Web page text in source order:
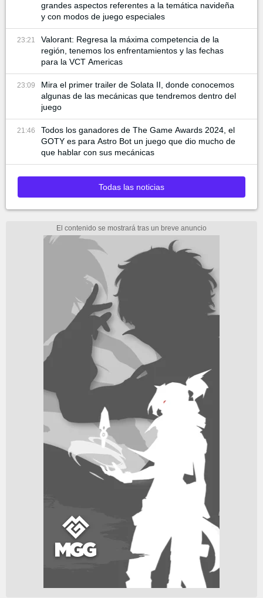
grandes aspectos referentes a la temática navideña
y con modos de juego especiales
23:21
Valorant: Regresa la máxima competencia de la
región, tenemos los enfrentamientos y las fechas
para la VCT Americas
23:09
Mira el primer trailer de Solata II, donde conocemos
algunas de las mecánicas que tendremos dentro del
juego
21:46
Todos los ganadores de The Game Awards 2024, el
GOTY es para Astro Bot un juego que dio mucho de
que hablar con sus mecánicas
Todas las noticias